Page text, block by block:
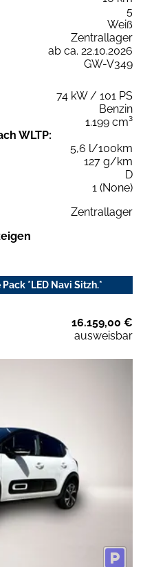
5
Weiß
Zentrallager
ab ca. 22.10.2026
GW-V349
74 kW / 101 PS
Benzin
1.199 cm³
WLTP:
5,6 l/100km
127 g/km
D
1 (None)
Zentrallager
*LED Navi Sitzh.*
16.159,00 €
ausweisbar